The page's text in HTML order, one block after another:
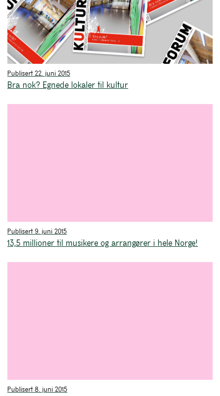
Publisert 22. juni 2015
Bra nok? Egnede lokaler til kultur
Publisert 9. juni 2015
13,5 millioner til musikere og arrangører i hele Norge!
Publisert 8. juni 2015